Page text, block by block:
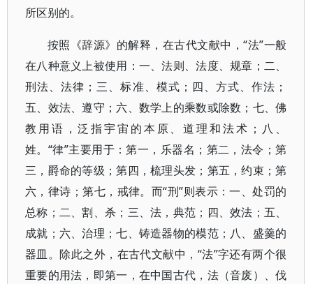
所区别的。
按照《辞源》的解释，在古代文献中，“法”一般
在八种意义上被使用：一、法则、法度、规章；二、
刑法、法律；三、标准、模式；四、方式、作法；
五、效法、遵守；六、数学上的乘数或除数；七、佛
教用语，泛指宇宙的本原、道理和法术；八、
姓。“律”主要用于：第一，乐器名；第二，法令；第
三，爵命的等级；第四，梳理头发；第五，约束；第
六，律诗；第七，戒律。而“刑”则表示：一、处罚的
总称；二、割、杀；三、法，典范；四、效法；五、
成就；六、治理；七、铸造器物的模范；八、盛羹的
器皿。除此之外，在古代文献中，“法”字还有两个很
重要的用法，即第一，在中国古代，法（音废）、伐